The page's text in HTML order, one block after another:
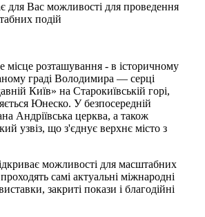
для Вас можливості для проведення
подій
місце розташування - в історичному
граді Володимира — серці
Київ» на Старокиївській горі,
Юнеско. У безпосередній
Андріївська церква, а також
узвіз, що з'єднує верхнє місто з
можливості для масштабних
самі актуальні міжнародні
закриті покази і благодійні